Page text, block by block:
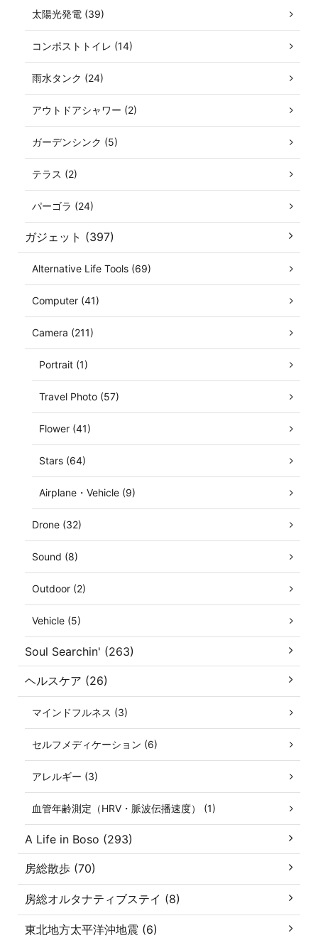
太陽光発電 (39)
コンポストトイレ (14)
雨水タンク (24)
アウトドアシャワー (2)
ガーデンシンク (5)
テラス (2)
パーゴラ (24)
ガジェット (397)
Alternative Life Tools (69)
Computer (41)
Camera (211)
Portrait (1)
Travel Photo (57)
Flower (41)
Stars (64)
Airplane・Vehicle (9)
Drone (32)
Sound (8)
Outdoor (2)
Vehicle (5)
Soul Searchin' (263)
ヘルスケア (26)
マインドフルネス (3)
セルフメディケーション (6)
アレルギー (3)
血管年齢測定（HRV・脈波伝播速度） (1)
A Life in Boso (293)
房総散歩 (70)
房総オルタナティブステイ (8)
東北地方太平洋沖地震 (6)